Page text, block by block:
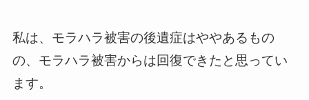
私は、モラハラ被害の後遺症はややあるもの
の、モラハラ被害からは回復できたと思ってい
ます。